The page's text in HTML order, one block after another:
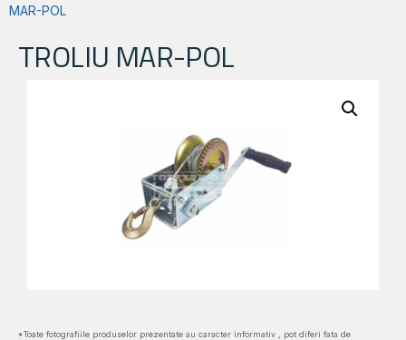
MAR-POL
TROLIU MAR-POL
*Toate fotografiile produselor prezentate au caracter informativ , pot diferi fata de